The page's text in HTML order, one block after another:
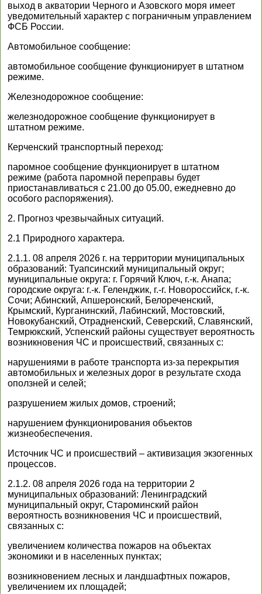
выход в акватории Черного и Азовского моря имеет
уведомительный характер с пограничным управлением
ФСБ России.
Автомобильное сообщение:
автомобильное сообщение функционирует в штатном
режиме.
Железнодорожное сообщение:
железнодорожное сообщение функционирует в
штатном режиме.
Керченский транспортный переход:
паромное сообщение функционирует в штатном
режиме (работа паромной переправы будет
приостанавливаться с 21.00 до 05.00, ежедневно до
особого распоряжения).
2. Прогноз чрезвычайных ситуаций.
2.1 Природного характера.
2.1.1. 08 апреля 2026 г. на территории муниципальных
образований: Туапсинский муниципальный округ;
муниципальные округа: г. Горячий Ключ, г.-к. Анапа;
городские округа: г.-к. Геленджик, г.-г. Новороссийск, г.-к.
Сочи; Абинский, Апшеронский, Белореченский,
Крымский, Курганинский, Лабинский, Мостовский,
Новокубанский, Отрадненский, Северский, Славянский,
Темрюкский, Успенский районы существует вероятность
возникновения ЧС и происшествий, связанных с:
нарушениями в работе транспорта из-за перекрытия
автомобильных и железных дорог в результате схода
оползней и селей;
разрушением жилых домов, строений;
нарушением функционирования объектов
жизнеобеспечения.
Источник ЧС и происшествий – активизация экзогенных
процессов.
2.1.2. 08 апреля 2026 года на территории 2
муниципальных образований: Ленинградский
муниципальный округ, Староминский район
вероятность возникновения ЧС и происшествий,
связанных с:
увеличением количества пожаров на объектах
экономики и в населенных пунктах;
возникновением лесных и ландшафтных пожаров,
увеличением их площадей;